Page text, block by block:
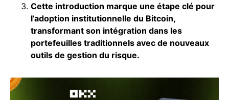
Cette introduction marque une étape clé pour
l’adoption institutionnelle du Bitcoin,
transformant son intégration dans les
portefeuilles traditionnels avec de nouveaux
outils de gestion du risque.